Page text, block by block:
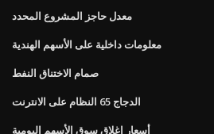
معدل حاجز المشروع المحدد
معلومات داخلية على الأسهم الهندية
صمام الاختناق النفط
الدجاج 65 النظام على الانترنت
أسعار إغلاق سوق الأسهم اليومية